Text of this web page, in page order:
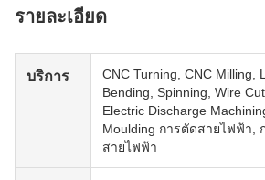
รายละเอียด
บริการ
CNC Turning, CNC Milling,
Bending, Spinning, Wire
Electric Discharge
Moulding การตัดสายไฟฟ้า,
สายไฟฟ้า